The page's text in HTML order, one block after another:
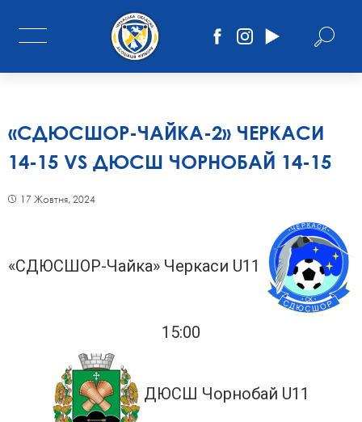
«СДЮСШОР-ЧАЙКА-2» ЧЕРКАСИ
14-15 VS ДЮСШ ЧОРНОБАЙ 14-15
17 Жовтня, 2024
«СДЮСШОР-Чайка» Черкаси U11
15:00
ДЮСШ Чорнобай U11